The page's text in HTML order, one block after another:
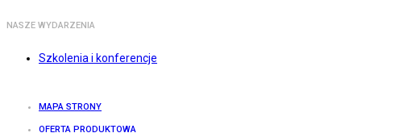
NASZE WYDARZENIA
Szkolenia i konferencje
MAPA STRONY
OFERTA PRODUKTOWA